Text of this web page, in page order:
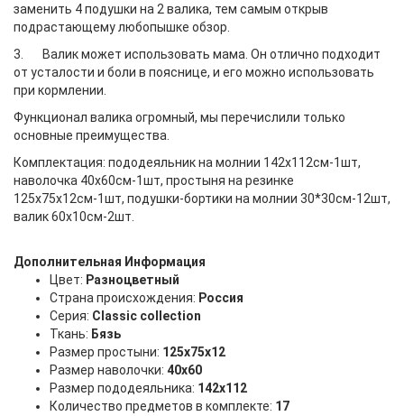
заменить 4 подушки на 2 валика, тем самым открыв
подрастающему любопышке обзор.
3. Валик может использовать мама. Он отлично подходит
от усталости и боли в пояснице, и его можно использовать
при кормлении.
Функционал валика огромный, мы перечислили только
основные преимущества.
Комплектация: пододеяльник на молнии 142х112см-1шт,
наволочка 40х60см-1шт, простыня на резинке
125х75х12см-1шт, подушки-бортики на молнии 30*30см-12шт,
валик 60х10см-2шт.
Дополнительная Информация
Цвет: Разноцветный
Страна происхождения: Россия
Серия: Classic collection
Ткань: Бязь
Размер простыни: 125х75х12
Размер наволочки: 40х60
Размер пододеяльника: 142х112
Количество предметов в комплекте: 17